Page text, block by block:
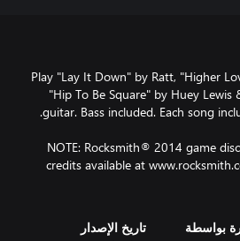
Play "Lay It Down" by Ratt, "Higher
"Hip To Be Square" by Huey
NOTE: Rocksmith® 2014 game
credits available at
بواسطة تاريخ الإصدار